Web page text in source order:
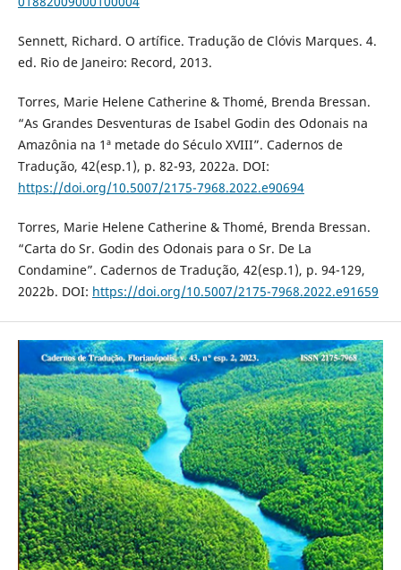
Sennett, Richard. O artífice. Tradução de Clóvis Marques. 4.
ed. Rio de Janeiro: Record, 2013.
Torres, Marie Helene Catherine & Thomé, Brenda Bressan.
“As Grandes Desventuras de Isabel Godin des Odonais na
Amazônia na 1ª metade do Século XVIII”. Cadernos de
Tradução, 42(esp.1), p. 82-93, 2022a. DOI:
https://doi.org/10.5007/2175-7968.2022.e90694
Torres, Marie Helene Catherine & Thomé, Brenda Bressan.
“Carta do Sr. Godin des Odonais para o Sr. De La
Condamine”. Cadernos de Tradução, 42(esp.1), p. 94-129,
2022b. DOI: https://doi.org/10.5007/2175-7968.2022.e91659